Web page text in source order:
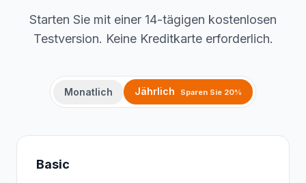
Starten Sie mit einer 14-tägigen kostenlosen
Testversion. Keine Kreditkarte erforderlich.
Monatlich Jährlich Sparen Sie 20%
Basic